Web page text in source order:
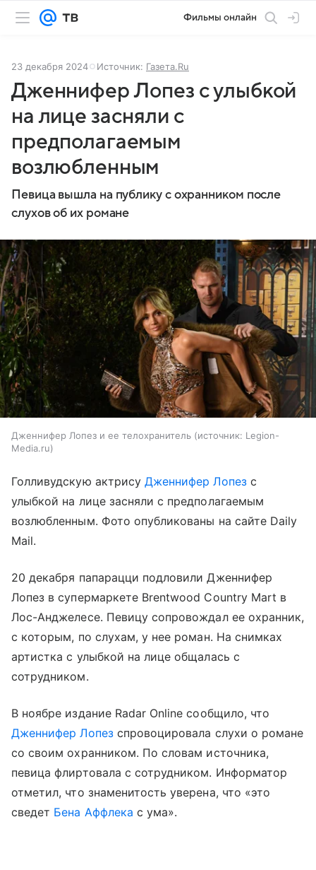
Фильмы онлайн
23 декабря 2024 Источник: Газета.Ru
Дженнифер Лопез с улыбкой
на лице засняли с
предполагаемым
возлюбленным
Певица вышла на публику с охранником после
слухов об их романе
Дженнифер Лопез и ее телохранитель источник: Legion-
Media.ru
Голливудскую актрисуДженнифер Лопезс
улыбкой на лице засняли с предполагаемым
возлюбленным. Фото опубликованы на сайте Daily
Mail.
20 декабря папарацци подловили Дженнифер
Лопез в супермаркете Brentwood Country Mart в
Лос-Анджелесе. Певицу сопровождал ее охранник,
с которым, по слухам, у нее роман. На снимках
артистка с улыбкой на лице общалась с
сотрудником.
В ноябре издание Radar Online сообщило, что
Дженнифер Лопезспровоцировала слухи о романе
со своим охранником. По словам источника,
певица флиртовала с сотрудником. Информатор
отметил, что знаменитость уверена, что «это
сведет Бена Аффлека с ума».